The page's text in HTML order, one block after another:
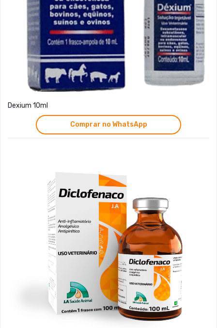
Dexium 10ml
Comprar no WhatsApp